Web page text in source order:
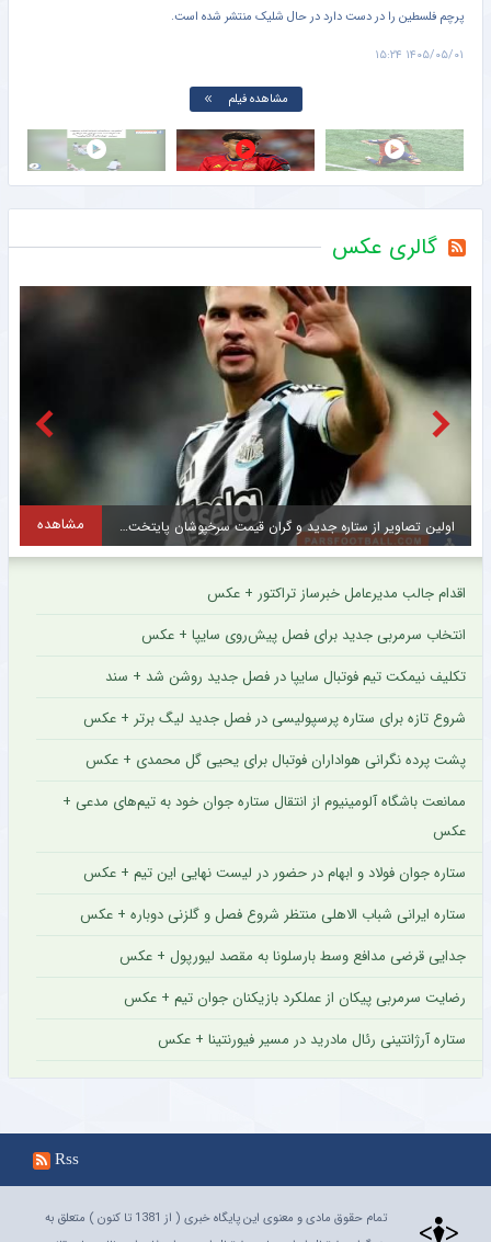
پرچم فلسطین را در دست دارد در حال شلیک منتشر شده است.
۱۴۰۵/۰۵/۰۱ ۱۵:۲۴
مشاهده فیلم
گالری عکس
اولین تصاویر از ستاره جدید و گران قیمت سرخپوشان پایتخت + عکس مشاهده
اقدام جالب مدیرعامل خبرساز تراکتور + عکس
انتخاب سرمربی جدید برای فصل پیش‌روی سایپا + عکس
تکلیف نیمکت تیم فوتبال سایپا در فصل جدید روشن شد + سند
شروع تازه برای ستاره پرسپولیسی در فصل جدید لیگ برتر + عکس
پشت پرده نگرانی هواداران فوتبال برای یحیی گل محمدی + عکس
ممانعت باشگاه آلومینیوم از انتقال ستاره جوان خود به تیم‌های مدعی +
عکس
ستاره جوان فولاد و ابهام در حضور در لیست نهایی این تیم + عکس
ستاره ایرانی شباب الاهلی منتظر شروع فصل و گلزنی دوباره + عکس
جدایی قرضی مدافع وسط بارسلونا به مقصد لیورپول + عکس
رضایت سرمربی پیکان از عملکرد بازیکنان جوان تیم + عکس
ستاره آرژانتینی رئال مادرید در مسیر فیورنتینا + عکس
Rss
تمام حقوق مادی و معنوی این پایگاه خبری ( از 1381 تا کنون ) متعلق به